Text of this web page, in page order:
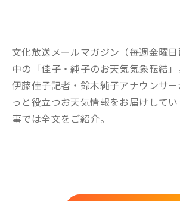
文化放送メールマガジン（毎週金曜
中の「佳子・純子のお天気気象転結
伊藤佳子記者・鈴木純子アナウンサ
っと役立つお天気情報をお届けして
事では全文をご紹介。